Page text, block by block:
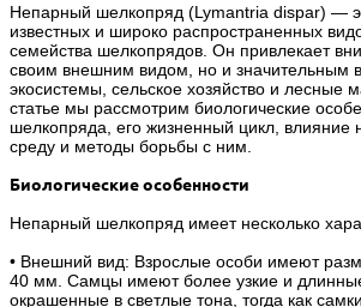
Непарный шелкопряд (Lymantria dispar) —
известных и широко распространенных
семейства шелкопрядов. Он привлекает
своим внешним видом, но и значительным
экосистемы, сельское хозяйство и лесные
статье мы рассмотрим биологические
шелкопряда, его жизненный цикл,
среду и методы борьбы с ним.
Биологические особенности
Непарный шелкопряд имеет несколько
• Внешний вид: Взрослые особи имеют
40 мм. Самцы имеют более узкие и
окрашенные в светлые тона, тогда как